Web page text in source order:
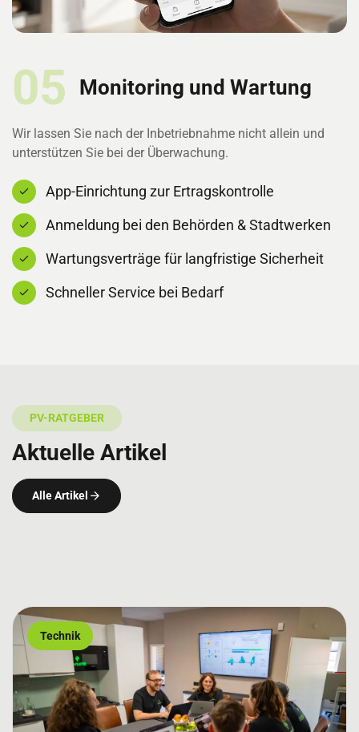
05 Monitoring und Wartung
Wir lassen Sie nach der Inbetriebnahme nicht allein und
unterstützen Sie bei der Überwachung.
App-Einrichtung zur Ertragskontrolle
Anmeldung bei den Behörden & Stadtwerken
Wartungsverträge für langfristige Sicherheit
Schneller Service bei Bedarf
PV-RATGEBER
Aktuelle Artikel
Alle Artikel
Technik